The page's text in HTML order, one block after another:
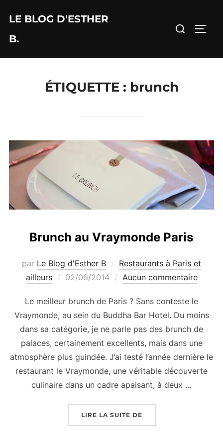
contenu
LE BLOG D'ESTHER
B.
Rechercher :
ÉTIQUETTE : brunch
Brunch au Vraymonde Paris
par Le Blog d'Esther B
Restaurants à Paris et
ailleurs
Publié
02/06/2014 Aucun commentaire
Le meilleur brunch de Paris ? Sans conteste le
Vraymonde, au sein du Buddha Bar Hotel. Du moins
dans sa catégorie, je ne parle pas des brunch de
palaces, certainement excellents, mais dans une
atmosphère plus guindée. J’ai testé l’année dernière le
restaurant le Vraymonde, une véritable découverte
culinaire dans un cadre apaisant, à deux …
LIRE LA SUITE DE« BRUNCH AU